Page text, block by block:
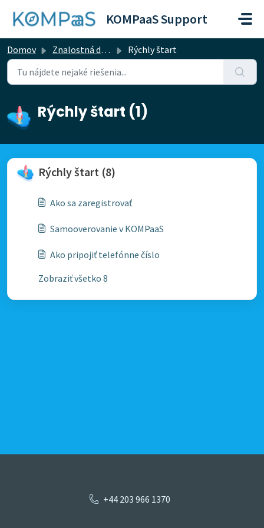
KOMPaaS Support
Domov Znalostná databáza Rýchly štart
Rýchly štart (1)
Rýchly štart (8)
Ako sa zaregistrovať
Samooverovanie v KOMPaaS
Ako pripojiť telefónne číslo
Zobraziť všetko 8
+44 203 966 1370